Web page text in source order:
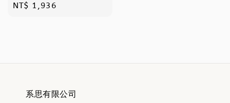
Regular
NT$ 1,936
系思有限公司